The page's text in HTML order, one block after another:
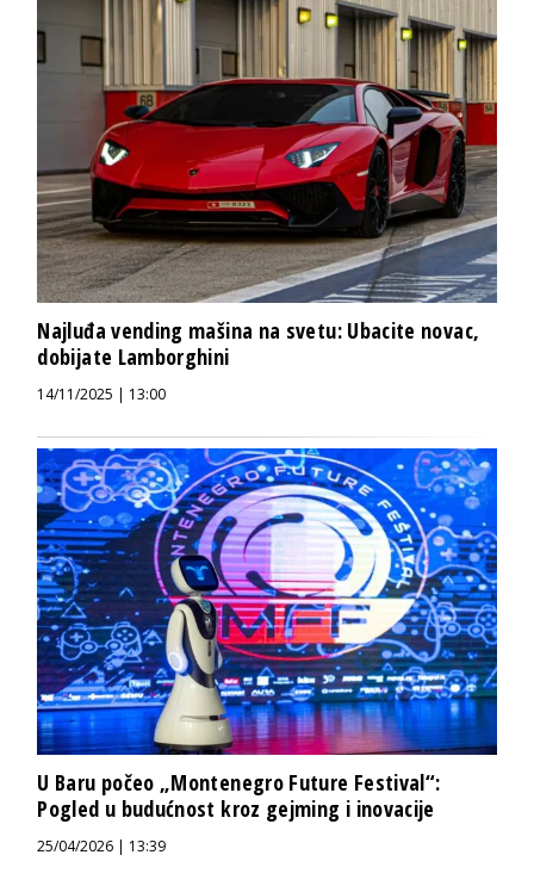
Najluđa vending mašina na svetu: Ubacite novac,
dobijate Lamborghini
14/11/2025 | 13:00
U Baru počeo „Montenegro Future Festival“:
Pogled u budućnost kroz gejming i inovacije
25/04/2026 | 13:39